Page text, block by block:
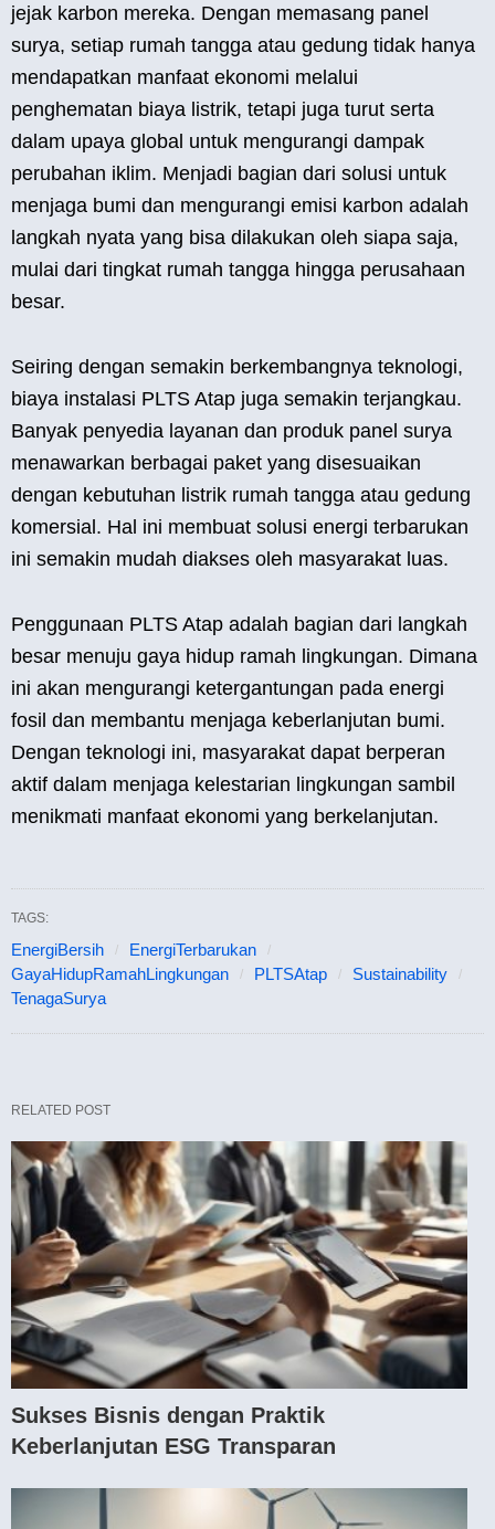
jejak karbon mereka. Dengan memasang panel
surya, setiap rumah tangga atau gedung tidak hanya
mendapatkan manfaat ekonomi melalui
penghematan biaya listrik, tetapi juga turut serta
dalam upaya global untuk mengurangi dampak
perubahan iklim. Menjadi bagian dari solusi untuk
menjaga bumi dan mengurangi emisi karbon adalah
langkah nyata yang bisa dilakukan oleh siapa saja,
mulai dari tingkat rumah tangga hingga perusahaan
besar.
Seiring dengan semakin berkembangnya teknologi,
biaya instalasi PLTS Atap juga semakin terjangkau.
Banyak penyedia layanan dan produk panel surya
menawarkan berbagai paket yang disesuaikan
dengan kebutuhan listrik rumah tangga atau gedung
komersial. Hal ini membuat solusi energi terbarukan
ini semakin mudah diakses oleh masyarakat luas.
Penggunaan PLTS Atap adalah bagian dari langkah
besar menuju gaya hidup ramah lingkungan. Dimana
ini akan mengurangi ketergantungan pada energi
fosil dan membantu menjaga keberlanjutan bumi.
Dengan teknologi ini, masyarakat dapat berperan
aktif dalam menjaga kelestarian lingkungan sambil
menikmati manfaat ekonomi yang berkelanjutan.
TAGS:
EnergiBersih
EnergiTerbarukan
GayaHidupRamahLingkungan
PLTSAtap
Sustainability
TenagaSurya
RELATED POST
Sukses Bisnis dengan Praktik
Keberlanjutan ESG Transparan